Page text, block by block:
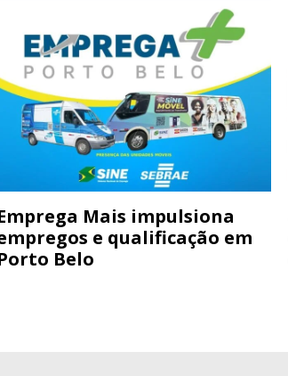
Mais impulsiona
e qualificação em
Belo